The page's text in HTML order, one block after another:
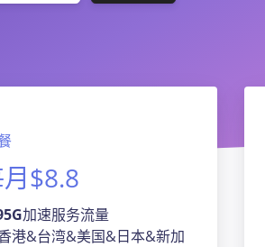
$8.8
加速服务流量
港&台湾&美国&日本&新加